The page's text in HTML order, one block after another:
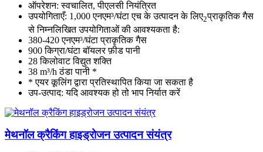
ऑपरेशन: स्वचालित, पीएलसी नियंत्रित
उपयोगिताएँ: 1,000 एनएम³/घंटा एच के उत्पादन के लिए2प्राकृतिक गैस
से निम्नलिखित उपयोगिताओं की आवश्यकता है:
380-420 एनएम³/घंटा प्राकृतिक गैस
900 किग्रा/घंटा बॉयलर फ़ीड पानी
28 किलोवाट विद्युत शक्ति
38 m³/h ठंडा पानी *
* एयर कूलिंग द्वारा प्रतिस्थापित किया जा सकता है
उप-उत्पाद: यदि आवश्यक हो तो भाप निर्यात करें
मेथनॉल क्रैकिंग हाइड्रोजन उत्पादन संयंत्र